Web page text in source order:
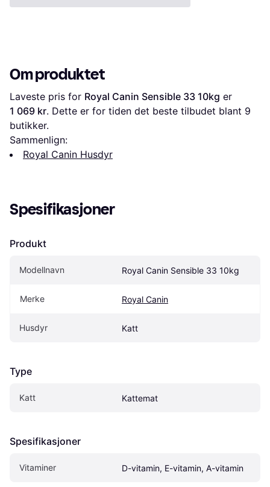
Om produktet
Laveste pris for Royal Canin Sensible 33 10kg
1 069 kr. Dette er for tiden det beste tilbudet blant 9
butikker.
Sammenlign:
Royal Canin Husdyr
Spesifikasjoner
Produkt
Modellnavn Royal Canin Sensible 33 10kg
Merke Royal Canin
Husdyr Katt
Type
Katt Kattemat
Spesifikasjoner
Vitaminer D-vitamin, E-vitamin, A-vitamin